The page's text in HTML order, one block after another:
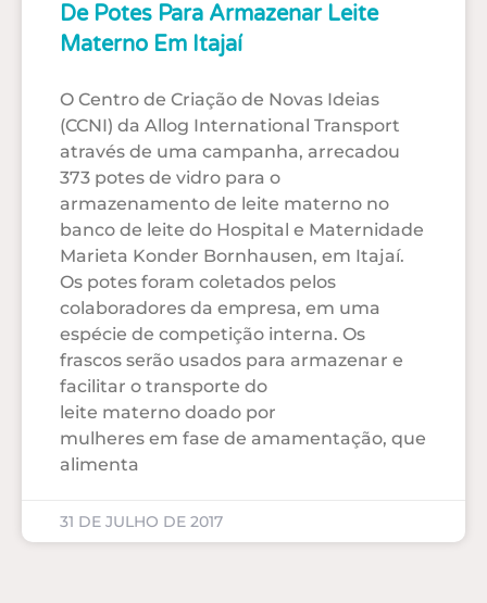
De Potes Para Armazenar Leite
Materno Em Itajaí
O Centro de Criação de Novas Ideias
(CCNI) da Allog International Transport
através de uma campanha, arrecadou
373 potes de vidro para o
armazenamento de leite materno no
banco de leite do Hospital e Maternidade
Marieta Konder Bornhausen, em Itajaí.
Os potes foram coletados pelos
colaboradores da empresa, em uma
espécie de competição interna. Os
frascos serão usados para armazenar e
facilitar o transporte do
leite materno doado por
mulheres em fase de amamentação, que
alimenta
31 DE JULHO DE 2017